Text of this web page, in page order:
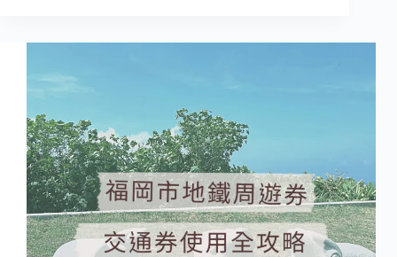
倉
司
港、
皿
倉
山
夜
景